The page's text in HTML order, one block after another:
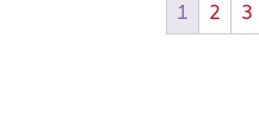
1 2 3